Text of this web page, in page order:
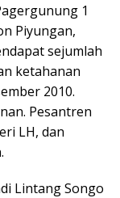
1
Piyungan,
sejumlah
ketahanan
2010.
Pesantren
LH, dan
Lintang Songo